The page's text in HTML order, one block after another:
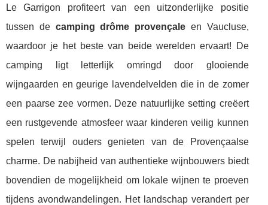
Le Garrigon profiteert van een uitzonderlijke positie
tussen de camping drôme provençale en Vaucluse,
waardoor je het beste van beide werelden ervaart! De
camping ligt letterlijk omringd door glooiende
wijngaarden en geurige lavendelvelden die in de zomer
een paarse zee vormen. Deze natuurlijke setting creëert
een rustgevende atmosfeer waar kinderen veilig kunnen
spelen terwijl ouders genieten van de Provençaalse
charme. De nabijheid van authentieke wijnbouwers biedt
bovendien de mogelijkheid om lokale wijnen te proeven
tijdens avondwandelingen. Het landschap verandert per